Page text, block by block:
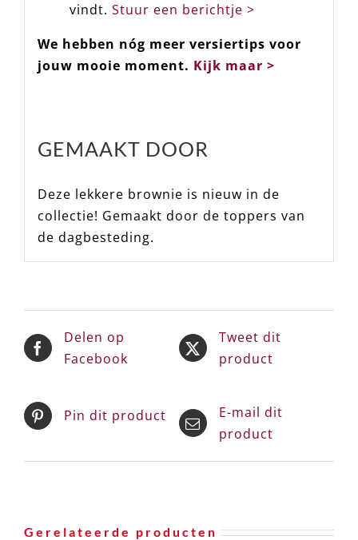
vindt. Stuur een berichtje >
We hebben nóg meer versiertips voor
jouw mooie moment. Kijk maar >
GEMAAKT DOOR
Deze lekkere brownie is nieuw in de
collectie! Gemaakt door de toppers van
de dagbesteding.
Delen op
Facebook
Tweet dit
product
Pin dit product
E-mail dit
product
Gerelateerde producten